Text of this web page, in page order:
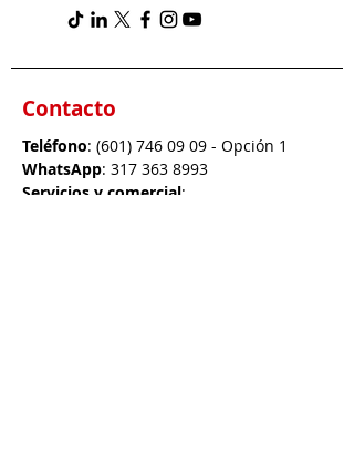
Contacto
Teléfono: (601) 746 09 09 - Opción 1
WhatsApp: 317 363 8993
Servicios y comercial: